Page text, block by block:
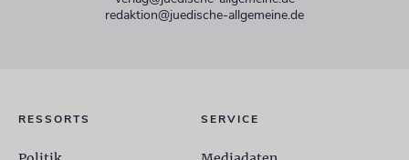
redaktion@juedische-allgemeine.de
RESSORTS SERVICE